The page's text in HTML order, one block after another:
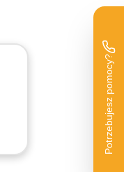
Bardzo miła